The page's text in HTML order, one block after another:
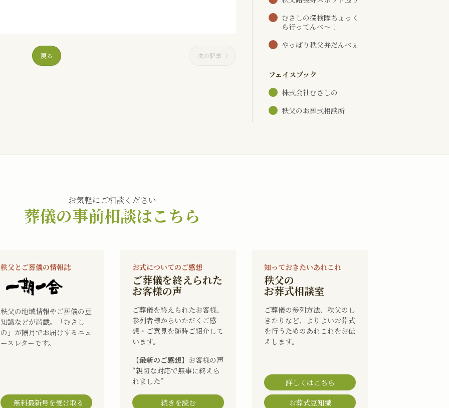
戻る 次の記事
むさしの探検隊ちょっく
ら行ってんべ～！
やっぱり秩父弁だんべぇ
フェイスブック
株式会社むさしの
秩父のお葬式相談所
お気軽にご相談ください
葬儀の事前相談はこちら
秩父とご葬儀の情報誌
秩父の地域情報やご葬儀の豆
知識などが満載。「むさし
の」が隔月でお届けするニュ
ースレターです。
無料最新号を受け取る
お式についてのご感想
ご葬儀を終えられた
お客様の声
ご葬儀を終えられたお客様、
参列者様からいただくご感
想・ご意見を随時ご紹介して
います。
【最新のご感想】 お客様の声
“親切な対応で無事に終えら
れました”
続きを読む
知っておきたいあれこれ
秩父の
お葬式相談室
ご葬儀の参列方法、秩父のし
きたりなど、よりよいお葬式
を行うためのあれこれをお伝
えします。
詳しくはこちら
お葬式豆知識